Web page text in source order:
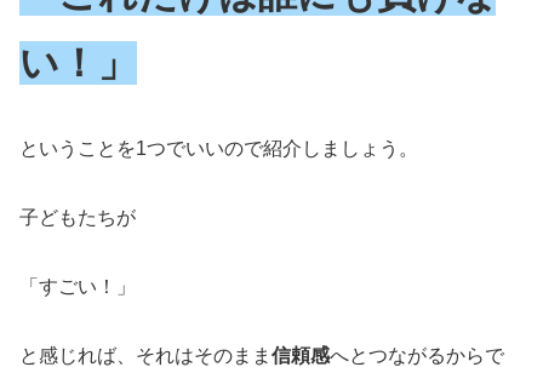
い！」
ということを1つでいいので紹介しましょう。
子どもたちが
「すごい！」
と感じれば、それはそのまま 信頼感へとつながるからで